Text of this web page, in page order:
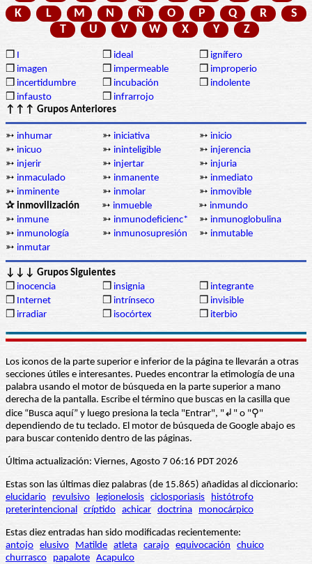
K
L M N Ñ O P Q R
S
T
U V W X Y Z
❒ I ❒ ideal ❒ ignífero
❒ imagen ❒ impermeable ❒ improperio
❒ incertidumbre ❒ incubación ❒ indolente
❒ infausto ❒ infrarrojo
↑↑↑ Grupos Anteriores
➳ inhumar ➳ iniciativa ➳ inicio
➳ inicuo ➳ ininteligible ➳ injerencia
➳ injerir ➳ injertar ➳ injuria
➳ inmaculado ➳ inmanente ➳ inmediato
➳ inminente ➳ inmolar ➳ inmovible
✰ inmovilización
➳ inmueble ➳ inmundo
➳ inmune ➳ inmunodeficienc* ➳ inmunoglobulina
➳ inmunología ➳ inmunosupresión ➳ inmutable
➳ inmutar
↓↓↓ Grupos Siguientes
❒ inocencia ❒ insignia ❒ integrante
❒ Internet ❒ intrínseco ❒ invisible
❒ irradiar ❒ isocórtex ❒ iterbio
Los iconos de la parte superior e inferior de la página te llevarán a otras
secciones útiles e interesantes. Puedes encontrar la etimología de una
palabra usando el motor de búsqueda en la parte superior a mano
derecha de la pantalla. Escribe el término que buscas en la casilla que
dice “Busca aquí” y luego presiona la tecla "Entrar", "↲" o "⚲"
dependiendo de tu teclado. El motor de búsqueda de Google abajo es
para buscar contenido dentro de las páginas.
Última actualización: Viernes, Agosto 7 06:16 PDT 2026
Estas son las últimas diez palabras (de 15.865) añadidas al diccionario:
elucidario
revulsivo legionelosis ciclosporiasis
histótrofo
preterintencional críptido achicar doctrina monocárpico
Estas diez entradas han sido modificadas recientemente:
antojo elusivo Matilde atleta carajo equivocación
chuico
churrasco
papalote Acapulco